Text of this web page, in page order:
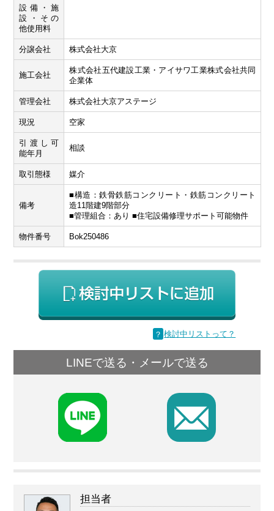
設備・施
設・その
他使用料
分譲会社 株式会社大京
施工会社
株式会社五代建設工業・アイサワ工業株式会社共同
企業体
管理会社 株式会社大京アステージ
現況 空家
引渡し可
能年月
相談
取引態様 媒介
備考
■構造：鉄骨鉄筋コンクリート・鉄筋コンクリート
造11階建9階部分
■管理組合：あり ■住宅設備修理サポート可能物件
物件番号 Bok250486
？ 検討中リストって？
LINEで送る・メールで送る
F
担当者